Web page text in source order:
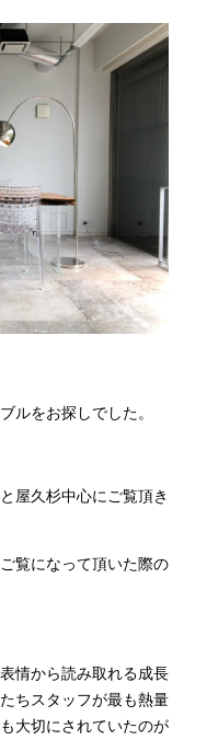
ルをお探しでした。
屋久杉中心にご覧頂き
覧になって頂いた際の
情から読み取れる成長
ちスタッフが最も熱量
大切にされていたのが